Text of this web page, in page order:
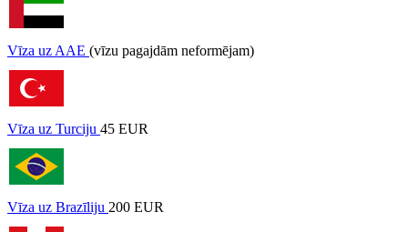
Vīza uz AAE (vīzu pagajdām neformējam)
Vīza uz Turciju 45 EUR
Vīza uz Brazīliju 200 EUR